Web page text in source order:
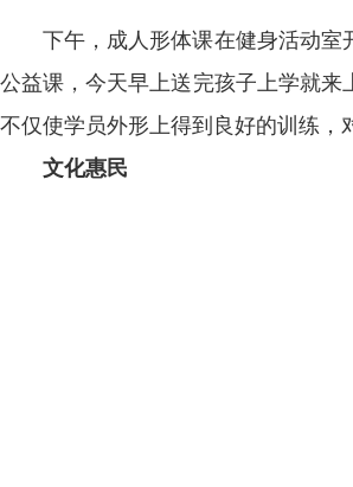
下午，成人形体课在健身活动室
公益课，今天早上送完孩子上学就
不仅使学员外形上得到良好的训练，
文化惠民